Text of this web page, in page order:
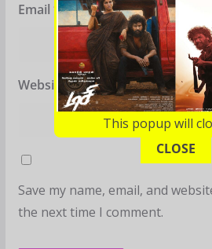
Email *
Website
Save my name, email, and
the next time I comment.
This popup will
CLOSE